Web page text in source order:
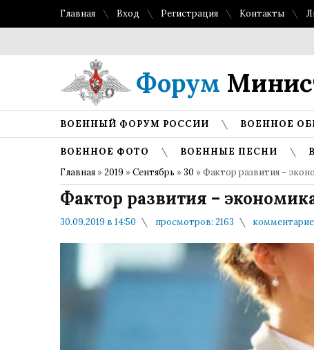
Главная Вход Регистрация Контакты
Форум
ВОЕННЫЙ ФОРУМ РОССИИ ВОЕННОЕ
ВОЕННОЕ ФОТО ВОЕННЫЕ ПЕСНИ
Главная »2019 »Сентябрь »30 » Фактор развития –
Фактор развития –
30.09.2019 в 14:50 просмотров: 2163